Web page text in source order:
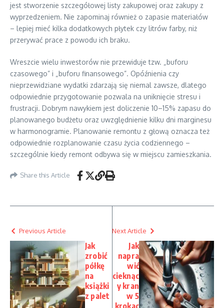
jest stworzenie szczegółowej listy zakupowej oraz zakupy z
wyprzedzeniem. Nie zapominaj również o zapasie materiałów
– lepiej mieć kilka dodatkowych płytek czy litrów farby, niż
przerywać prace z powodu ich braku.
Wreszcie wielu inwestorów nie przewiduje tzw. „buforu
czasowego” i „buforu finansowego”. Opóźnienia czy
nieprzewidziane wydatki zdarzają się niemal zawsze, dlatego
odpowiednie przygotowanie pozwala na uniknięcie stresu i
frustracji. Dobrym nawykiem jest doliczenie 10–15% zapasu do
planowanego budżetu oraz uwzględnienie kilku dni marginesu
w harmonogramie. Planowanie remontu z głową oznacza też
odpowiednie rozplanowanie czasu życia codziennego –
szczególnie kiedy remont odbywa się w miejscu zamieszkania.
Share this Article
Previous Article
Jak
zrobić
półkę
na
książki
z palet
Next Article
Jak
napra
wić
cieknąc
y kran
w 5
krokac